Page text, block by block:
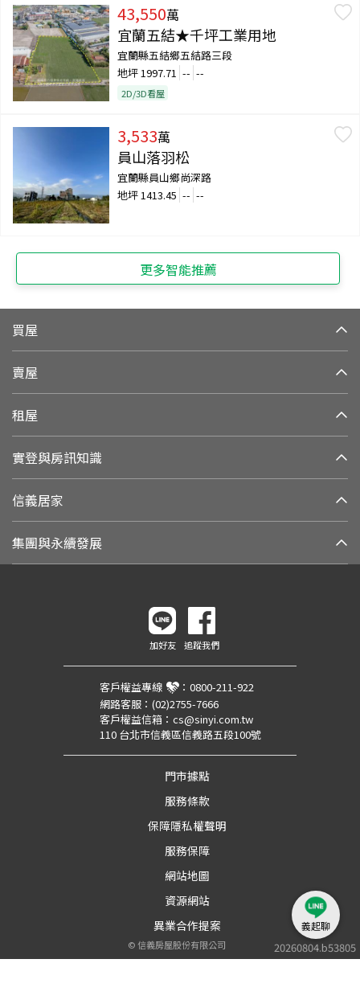
43,550萬
宜蘭五結★千坪工業用地
宜蘭縣五結鄉五結路三段
地坪 1997.71 -- --
2D/3D看屋
3,533萬
員山落羽松
宜蘭縣員山鄉尚深路
地坪 1413.45 -- --
更多智能推薦
買屋
賣屋
租屋
實登與房訊知識
信義居家
集團與永續發展
20260804.b53805
加好友 追蹤我們
客戶權益專線 ： 0800-211-922
網路客服： (02)2755-7666
客戶權益信箱： cs@sinyi.com.tw
110 台北市信義區信義路五段100號
門市據點
服務條款
保障隱私權聲明
服務保障
網站地圖
資源網站
異業合作提案
©信義房屋股份有限公司
義起聊